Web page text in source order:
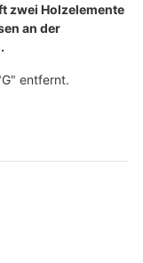
zwei Holzelemente
an der
entfernt.